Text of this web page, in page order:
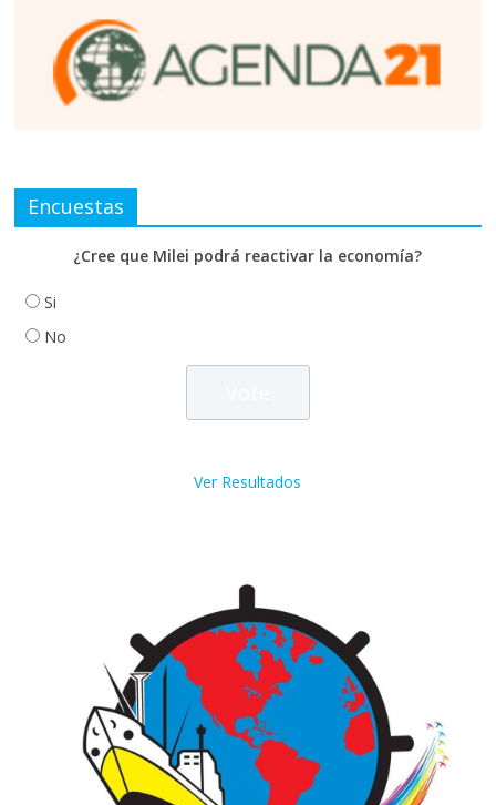
Encuestas
¿Cree que Milei podrá reactivar la economía?
Si
No
Ver Resultados